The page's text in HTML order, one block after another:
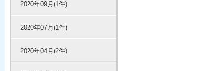
2020年09月(1件)
2020年07月(1件)
2020年04月(2件)